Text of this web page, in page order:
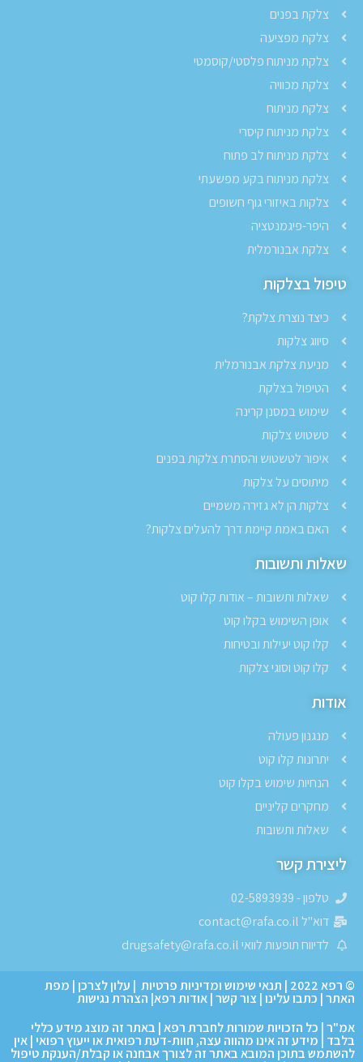
צלקת בפנים
צלקת מפציעה
צלקת מניתוח פלסטי/קוסמטי
צלקת מכוויה
צלקת מניתוח
צלקת מניתוח קיסרי
צלקת מניתוח לב פתוח
צלקת מניתוח בקע מפשעתי
צלקות באיזורי גוף חשופים
היפר-פיגמנטציה
צלקת אבנורמלית
טיפול בצלקות
כיצד נוצרת צלקת?
סיווג צלקות
מניעת צלקת אבנורמלית
הטיפול בצלקת
שימוש במסנן קרינה
טשטוש צלקות
איפור לטשטוש והסתרת צלקות בפנים
מיתוסים על צלקות
צלקות הן לא גזירה משמיים
האם באמת קיימת דרך להעלים צלקות?
שאלות ותשובות
שאלות ותשובות – אודות קלו קוט
אופן השימוש בקלו קוט
קלו קוט יעילות ובטיחות
קלו קוט וסוגי צלקות
אודות
מנגנון פעולה
יתרונות קלו קוט
הנחיות שימוש בקלו קוט
מחקרים קליניים
שאלות ותשובות
ליצירת קשר
טלפון - 02-5893939
דוא"ל contact@rafa.co.il
לדיווח תופעות לוואי drugsafety@rafa.co.il
© רפא 2022 | תנאי שימוש ומדיניות פרטיות | עלון לצרכן| מפת
האתר| כתבו עלינו| צור קשר|אודות רפא| הצהרת נגישות
אמ"ר | כל הזכויות שמורות לחברת רפא | באתר זה מוצג מידע כללי
בלבד | מידע זה אינו מהווה עצה, חוות-דעת רפואית או ייעוץ רפואי | אין
להשתמש בתוכן המובא באתר זה לצורך אבחנה או קבלת/הענקת טיפול